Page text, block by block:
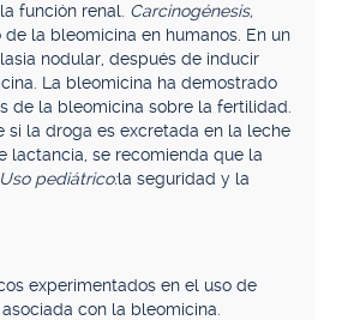
función renal. Carcinogénesis,
la bleomicina en humanos. En un
nodular, después de inducir
La bleomicina ha demostrado
de la bleomicina sobre la fertilidad.
si la droga es excretada en la leche
lactancia, se recomienda que la
Uso pediátrico:la seguridad y la
experimentados en el uso de
con la bleomicina.